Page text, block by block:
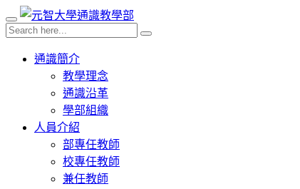
通識簡介
教學理念
通識沿革
學部組織
人員介紹
部專任教師
校專任教師
兼任教師